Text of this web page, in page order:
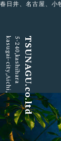
春日井、名古屋、小
TSUNAGU.co.ltd
5-240,kashihara
kasugai-city,Aichi,